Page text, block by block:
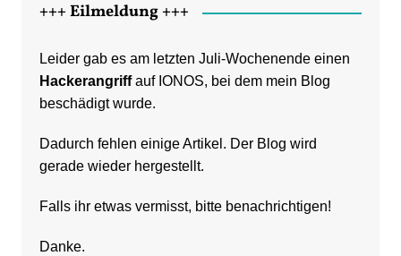
+++ Eilmeldung +++
Leider gab es am letzten Juli-Wochenende einen
Hackerangriffauf IONOS, bei dem mein Blog
beschädigt wurde.
Dadurch fehlen einige Artikel. Der Blog wird
gerade wieder hergestellt.
Falls ihr etwas vermisst, bitte benachrichtigen!
Danke.